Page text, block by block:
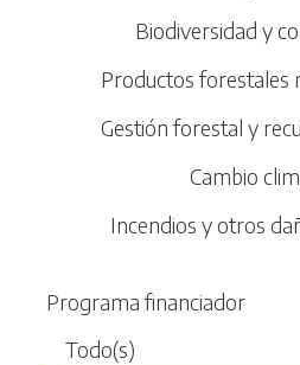
Biodiversidad y
Productos forestales
Gestión forestal y
Cambio
Incendios y otros
Programa financiador